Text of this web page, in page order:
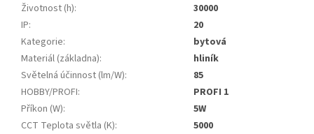
Životnost (h):
30000
IP:
20
Kategorie:
bytová
Materiál (základna):
hliník
Světelná účinnost (lm/W):
85
HOBBY/PROFI:
PROFI 1
Příkon (W):
5W
CCT Teplota světla (K):
5000